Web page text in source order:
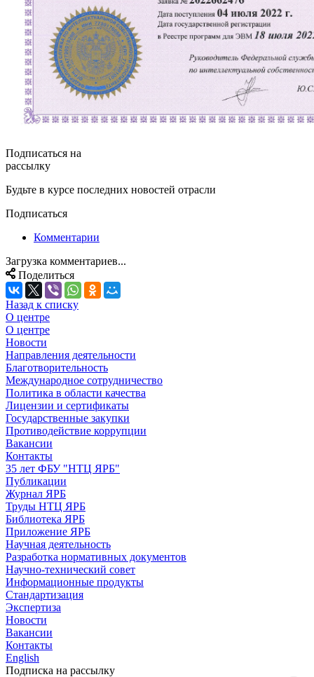
Подписаться на
рассылку
Будьте в курсе последних новостей отрасли
Подписаться
Комментарии
Загрузка комментариев...
Поделиться
Назад к списку
О центре
О центре
Новости
Направления деятельности
Благотворительность
Международное сотрудничество
Политика в области качества
Лицензии и сертификаты
Государственные закупки
Противодействие коррупции
Вакансии
Контакты
35 лет ФБУ "НТЦ ЯРБ"
Публикации
Журнал ЯРБ
Труды НТЦ ЯРБ
Библиотека ЯРБ
Приложение ЯРБ
Научная деятельность
Разработка нормативных документов
Научно-технический совет
Информационные продукты
Стандартизация
Экспертиза
Новости
Вакансии
Контакты
English
Подписка на рассылку